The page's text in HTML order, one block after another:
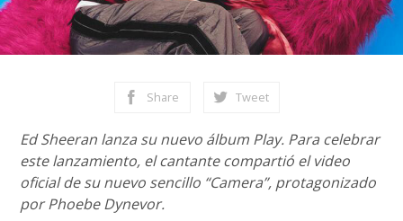
Share Tweet
Ed Sheeran lanza su nuevo álbum Play. Para celebrar
este lanzamiento, el cantante compartió el video
oficial de su nuevo sencillo “Camera”, protagonizado
por Phoebe Dynevor.